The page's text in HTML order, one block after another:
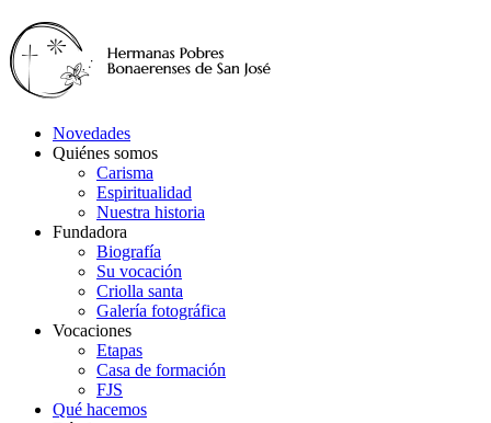
Novedades
Quiénes somos
Carisma
Espiritualidad
Nuestra historia
Fundadora
Biografía
Su vocación
Criolla santa
Galería fotográfica
Vocaciones
Etapas
Casa de formación
FJS
Qué hacemos